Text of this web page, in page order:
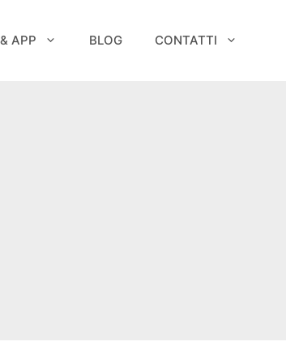
APP BLOG CONTATTI